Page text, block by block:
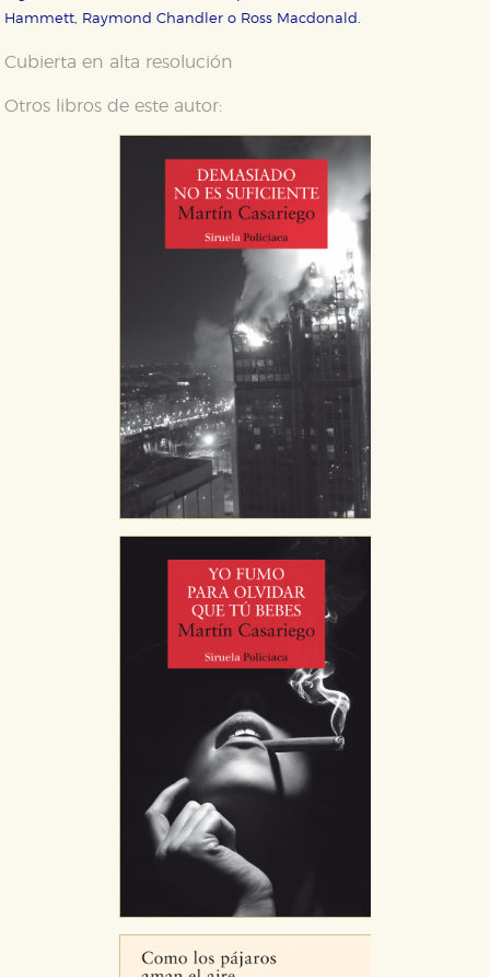
Hammett, Raymond Chandler o Ross Macdonald.
Cubierta en alta resolución
Otros libros de este autor:
Estas cookies son necesarias para que nuestro sitio
web funcione y no es posible deshabilitarlas desde
áreas de nuestra web dejen de funcionar
correctamente.
Estas cookies se utilizan para mejorar su experiencia
de navegación y optimizar el funcionamiento de
nuestro sitio web. Almacenan configuraciones de
servicios para que no tenga que reconfigurarlos cada
vez que nos visita. La información es agregada y, por lo
Cookies de publicidad y redes sociales
Estas cookies son gestionadas por nuestros socios
publicitarios y se utilizan para mostrar publicidad
relevante para sus intereses en otros sitios. No
almacenan directamente información personal sino
que se basan en la identificación única de su
navegador y dispositivo de internet.
GUARDAR CONFIGURACIÓN
Puede consultar nuestrapolítica de cookies